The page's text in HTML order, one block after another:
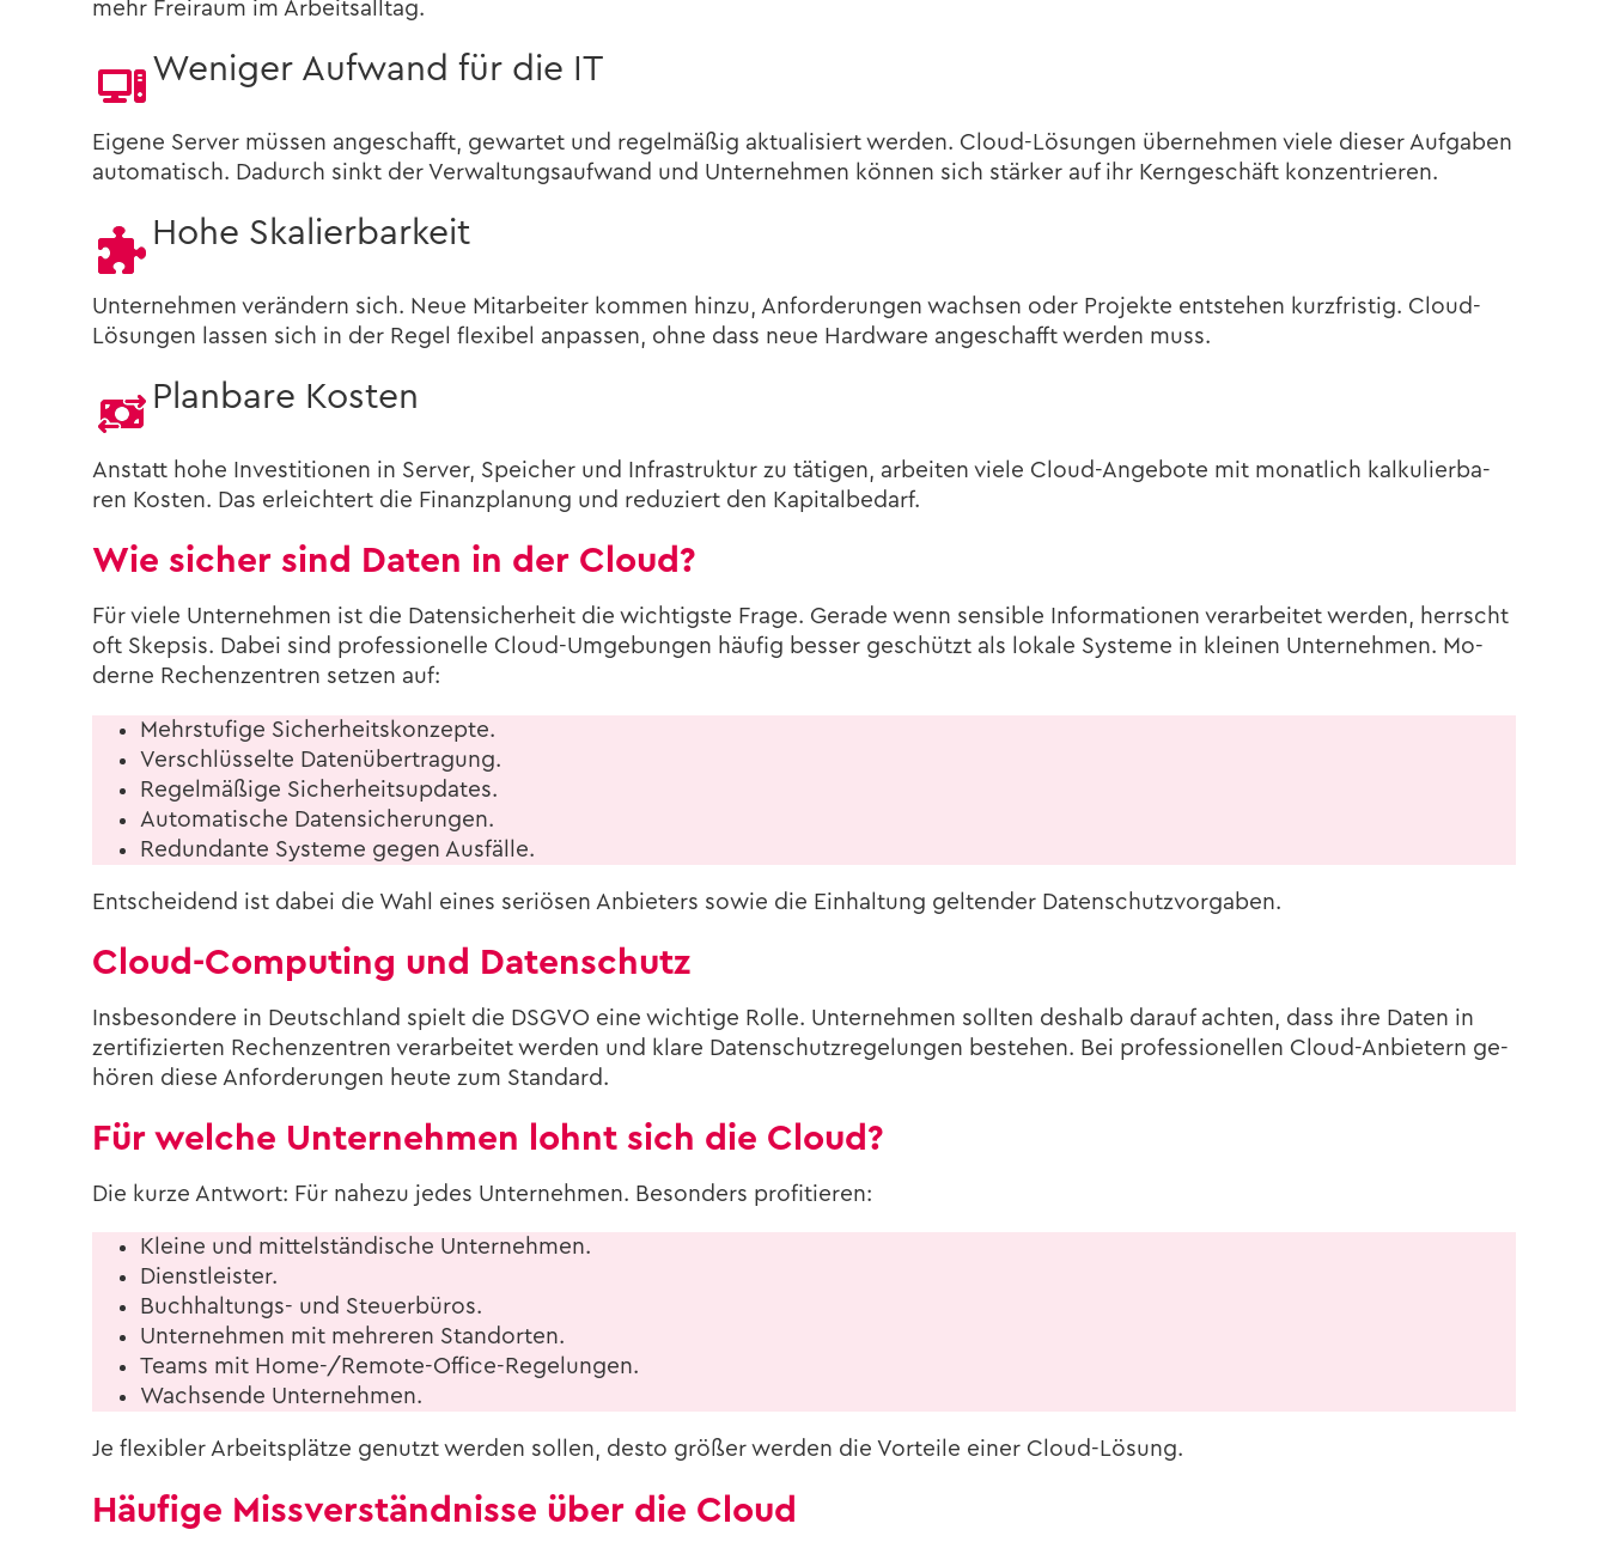
mehr Frei­raum im Ar­beits­all­tag.
We­ni­ger Auf­wand für die IT
Ei­ge­ne Ser­ver müs­sen an­ge­schafft, ge­war­tet und re­gel­mä­ßig ak­tua­li­siert wer­den. Cloud-​Lösungen über­neh­men viele die­ser Auf­ga­ben
au­to­ma­tisch. Da­durch sinkt der Ver­wal­tungs­auf­wand und Un­ter­neh­men kön­nen sich stär­ker auf ihr Kern­ge­schäft kon­zen­trie­ren.
Hohe Ska­lier­bar­keit
Un­ter­neh­men ver­än­dern sich. Neue Mit­ar­bei­ter kom­men hinzu, An­for­de­run­gen wach­sen oder Pro­jek­te ent­ste­hen kurz­fris­tig. Cloud-​
Lösungen las­sen sich in der Regel fle­xi­bel an­pas­sen, ohne dass neue Hard­ware an­ge­schafft wer­den muss.
Plan­ba­re Kos­ten
An­statt hohe In­ves­ti­tio­nen in Ser­ver, Spei­cher und In­fra­struk­tur zu tä­ti­gen, ar­bei­ten viele Cloud-​Angebote mit mo­nat­lich kal­ku­lier­ba­
ren Kos­ten. Das er­leich­tert die Fi­nanz­pla­nung und re­du­ziert den Ka­pi­tal­be­darf.
Wie si­cher sind Daten in der Cloud?
Für viele Un­ter­neh­men ist die Da­ten­si­cher­heit die wich­tigs­te Frage. Ge­ra­de wenn sen­si­ble In­for­ma­tio­nen ver­ar­bei­tet wer­den, herrscht
oft Skep­sis. Dabei sind pro­fes­sio­nel­le Cloud-​Umgebungen häu­fig bes­ser ge­schützt als lo­ka­le Sys­te­me in klei­nen Un­ter­neh­men. Mo­
der­ne Re­chen­zen­tren set­zen auf:
Mehr­stu­fi­ge Si­cher­heits­kon­zep­te.
Ver­schlüs­sel­te Da­ten­über­tra­gung.
Re­gel­mä­ßi­ge Si­cher­heits­up­dates.
Au­to­ma­ti­sche Da­ten­si­che­run­gen.
Red­un­dan­te Sys­te­me gegen Aus­fäl­le.
Ent­schei­dend ist dabei die Wahl eines se­riö­sen An­bie­ters sowie die Ein­hal­tung gel­ten­der Da­ten­schutz­vor­ga­ben.
Cloud-​Computing und Da­ten­schutz
Ins­be­son­de­re in Deutsch­land spielt die DSGVO eine wich­ti­ge Rolle. Un­ter­neh­men soll­ten des­halb dar­auf ach­ten, dass ihre Daten in
zer­ti­fi­zier­ten Re­chen­zen­tren ver­ar­bei­tet wer­den und klare Da­ten­schutz­re­ge­lun­gen be­stehen. Bei pro­fes­sio­nel­len Cloud-​Anbietern ge­
hö­ren diese An­for­de­run­gen heute zum Stan­dard.
Für wel­che Un­ter­neh­men lohnt sich die Cloud?
Die kurze Ant­wort: Für na­he­zu jedes Un­ter­neh­men. Be­son­ders pro­fi­tie­ren:
Klei­ne und mit­tel­stän­di­sche Un­ter­neh­men.
Dienst­leis­ter.
Buchhaltungs-​ und Steu­er­bü­ros.
Un­ter­neh­men mit meh­re­ren Stand­or­ten.
Teams mit Home-/Remote-​Office-Regelungen.
Wach­sen­de Un­ter­neh­men.
Je fle­xi­bler Ar­beits­plät­ze ge­nutzt wer­den sol­len, desto grö­ßer wer­den die Vor­tei­le einer Cloud-​Lösung.
Häu­fi­ge Miss­ver­ständ­nis­se über die Cloud